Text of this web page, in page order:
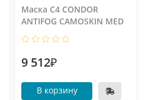
Маска C4 CONDOR
ANTIFOG CAMOSKIN MED
9 512₽
В корзину